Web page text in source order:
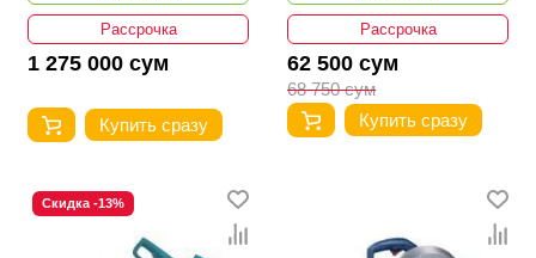
Рассрочка
1 275 000 сум
Купить сразу
Рассрочка
62 500 сум
68 750 сум
Купить сразу
Скидка -13%